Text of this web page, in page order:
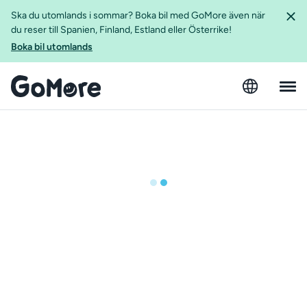
Ska du utomlands i sommar? Boka bil med GoMore även när
du reser till Spanien, Finland, Estland eller Österrike!
Boka bil utomlands